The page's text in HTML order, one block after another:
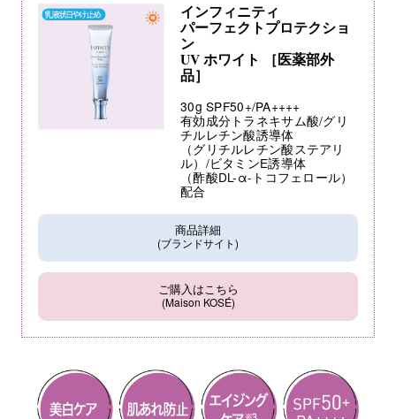
インフィニティ
パーフェクトプロテクショ
ン
UV ホワイト ［医薬部外
品］
30g SPF50+/PA++++
有効成分トラネキサム酸/グリ
チルレチン酸誘導体
（グリチルレチン酸ステアリ
ル）/ビタミンE誘導体
（酢酸DL-α-トコフェロール）
配合
商品詳細
(ブランドサイト)
ご購入はこちら
(Maison KOSÉ)